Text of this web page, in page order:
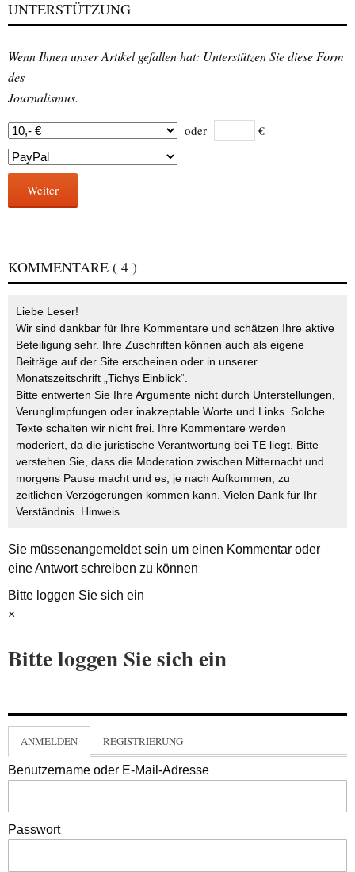
UNTERSTÜTZUNG
Wenn Ihnen unser Artikel gefallen hat: Unterstützen Sie diese Form
des
Journalismus.
oder €
Weiter
KOMMENTARE ( 4 )
Liebe Leser!
Wir sind dankbar für Ihre Kommentare und schätzen Ihre aktive
Beteiligung sehr. Ihre Zuschriften können auch als eigene
Beiträge auf der Site erscheinen oder in unserer
Monatszeitschrift „Tichys Einblick“.
Bitte entwerten Sie Ihre Argumente nicht durch Unterstellungen,
Verunglimpfungen oder inakzeptable Worte und Links. Solche
Texte schalten wir nicht frei. Ihre Kommentare werden
moderiert, da die juristische Verantwortung bei TE liegt. Bitte
verstehen Sie, dass die Moderation zwischen Mitternacht und
morgens Pause macht und es, je nach Aufkommen, zu
zeitlichen Verzögerungen kommen kann. Vielen Dank für Ihr
Verständnis. Hinweis
Sie müssenangemeldetsein um einen Kommentar oder
eine Antwort schreiben zu können
Bitte loggen Sie sich ein
×
Bitte loggen Sie sich ein
ANMELDEN REGISTRIERUNG
Benutzername oder E-Mail-Adresse
Passwort